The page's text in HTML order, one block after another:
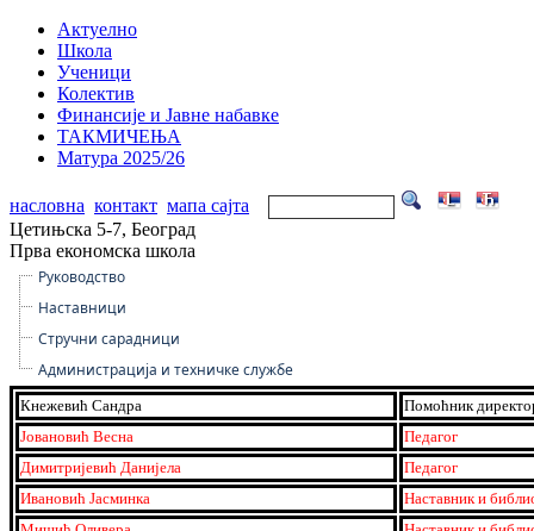
Актуелно
Школа
Ученици
Колектив
Финансије и Јавне набавке
ТАКМИЧЕЊА
Матура 2025/26
насловна контакт мапа сајта
Цетињска 5-7, Београд
Прва економска школа
Руководство
Наставници
Стручни сарадници
Администрација и техничке службе
Кнежевић Сандра
Помоћник
Јовановић Весна
Педагог
Димитријевић Данијела
Педагог
Ивановић Јасминка
Наставник и